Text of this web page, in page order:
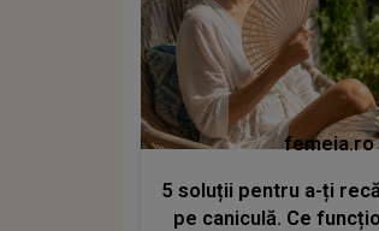
femeia.ro
5 soluții pentru a-ți
pe caniculă. Ce